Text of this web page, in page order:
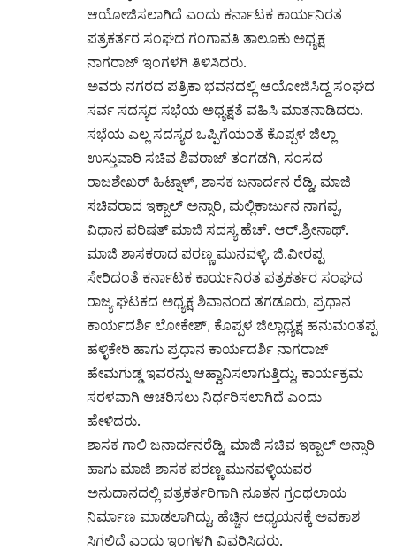
ಆಯೋಜಿಸಲಾಗಿದೆ ಎಂದು ಕರ್ನಾಟಕ ಕಾರ್ಯನಿರತ
ಪತ್ರಕರ್ತರ ಸಂಘದ ಗಂಗಾವತಿ ತಾಲೂಕು ಅಧ್ಯಕ್ಷ
ನಾಗರಾಜ್ ಇಂಗಳಗಿ ತಿಳಿಸಿದರು.
ಅವರು ನಗರದ ಪತ್ರಿಕಾ ಭವನದಲ್ಲಿ ಆಯೋಜಿಸಿದ್ದ ಸಂಘದ
ಸರ್ವ ಸದಸ್ಯರ ಸಭೆಯ ಅಧ್ಯಕ್ಷತೆ ವಹಿಸಿ ಮಾತನಾಡಿದರು.
ಸಭೆಯ ಎಲ್ಲ ಸದಸ್ಯರ ಒಪ್ಪಿಗೆಯಂತೆ ಕೊಪ್ಪಳ ಜಿಲ್ಲಾ
ಉಸ್ತುವಾರಿ ಸಚಿವ ಶಿವರಾಜ್ ತಂಗಡಗಿ, ಸಂಸದ
ರಾಜಶೇಖರ್ ಹಿಟ್ನಾಳ್, ಶಾಸಕ ಜನಾರ್ದನ ರೆಡ್ಡಿ, ಮಾಜಿ
ಸಚಿವರಾದ ಇಕ್ಬಾಲ್ ಅನ್ಸಾರಿ, ಮಲ್ಲಿಕಾರ್ಜುನ ನಾಗಪ್ಪ,
ವಿಧಾನ ಪರಿಷತ್ ಮಾಜಿ ಸದಸ್ಯ ಹೆಚ್. ಆರ್.ಶ್ರೀನಾಥ್.
ಮಾಜಿ ಶಾಸಕರಾದ ಪರಣ್ಣ ಮುನವಳ್ಳಿ, ಜಿ.ವೀರಪ್ಪ
ಸೇರಿದಂತೆ ಕರ್ನಾಟಕ ಕಾರ್ಯನಿರತ ಪತ್ರಕರ್ತರ ಸಂಘದ
ರಾಜ್ಯ ಘಟಕದ ಅಧ್ಯಕ್ಷ ಶಿವಾನಂದ ತಗಡೂರು, ಪ್ರಧಾನ
ಕಾರ್ಯದರ್ಶಿ ಲೋಕೇಶ್, ಕೊಪ್ಪಳ ಜಿಲ್ಲಾಧ್ಯಕ್ಷ ಹನುಮಂತಪ್ಪ
ಹಳ್ಳಿಕೇರಿ ಹಾಗು ಪ್ರಧಾನ ಕಾರ್ಯದರ್ಶಿ ನಾಗರಾಜ್
ಹೇಮಗುಡ್ಡ ಇವರನ್ನು ಆಹ್ವಾನಿಸಲಾಗುತ್ತಿದ್ದು, ಕಾರ್ಯಕ್ರಮ
ಸರಳವಾಗಿ ಆಚರಿಸಲು ನಿರ್ಧರಿಸಲಾಗಿದೆ ಎಂದು
ಹೇಳಿದರು.
ಶಾಸಕ ಗಾಲಿ ಜನಾರ್ದನರೆಡ್ಡಿ, ಮಾಜಿ ಸಚಿವ ಇಕ್ಬಾಲ್ ಅನ್ಸಾರಿ
ಹಾಗು ಮಾಜಿ ಶಾಸಕ ಪರಣ್ಣ ಮುನವಳ್ಳಿಯವರ
ಅನುದಾನದಲ್ಲಿ ಪತ್ರಕರ್ತರಿಗಾಗಿ ನೂತನ ಗ್ರಂಥಲಾಯ
ನಿರ್ಮಾಣ ಮಾಡಲಾಗಿದ್ದು, ಹೆಚ್ಚಿನ ಅಧ್ಯಯನಕ್ಕೆ ಅವಕಾಶ
ಸಿಗಲಿದೆ ಎಂದು ಇಂಗಳಗಿ ವಿವರಿಸಿದರು.